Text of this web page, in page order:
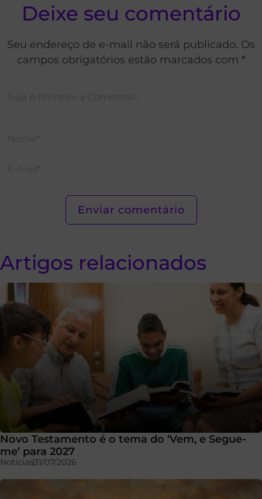
Deixe seu comentário
Seu endereço de e-mail não será publicado. Os
campos obrigatórios estão marcados com *
Artigos relacionados
Novo Testamento é o tema do ‘Vem, e Segue-
me’ para 2027
Notícias31/07/2026